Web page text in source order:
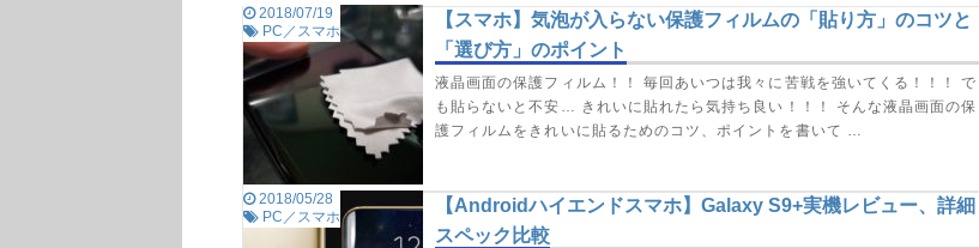
2018/07/19
PC／スマホ
【スマホ】気泡が入らない保護フィルムの「貼り方」のコツと
「選び方」のポイント
液晶画面の保護フィルム！！ 毎回あいつは我々に苦戦を強いてくる！！！ で
も貼らないと不安… きれいに貼れたら気持ち良い！！！ そんな液晶画面の保
護フィルムをきれいに貼るためのコツ、ポイントを書いて …
2018/05/28
PC／スマホ
【Androidハイエンドスマホ】Galaxy S9+実機レビュー、詳細
スペック比較